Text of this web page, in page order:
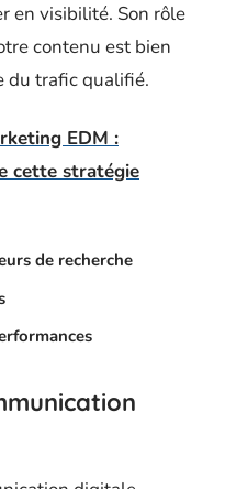
en visibilité. Son rôle
contenu est bien
du trafic qualifié.
EDM :
cette stratégie
de recherche